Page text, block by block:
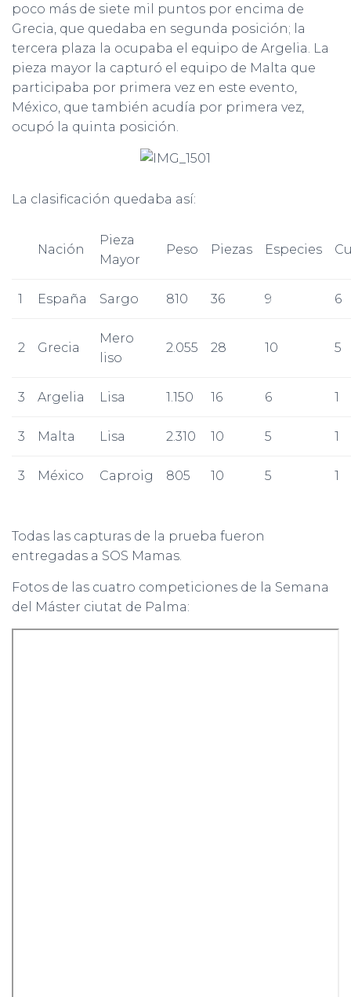
poco más de siete mil puntos por encima de
Grecia, que quedaba en segunda posición; la
tercera plaza la ocupaba el equipo de Argelia. La
pieza mayor la capturó el equipo de Malta que
participaba por primera vez en este evento,
México, que también acudía por primera vez,
ocupó la quinta posición.
La clasificación quedaba así:
Nación
Pieza
Mayor
Peso Piezas Especies
1 España Sargo 810 36 9 6
2 Grecia
Mero
liso
2.055 28 10 5
3 Argelia Lisa 1.150 16 6 1
3 Malta Lisa 2.310 10 5 1
3 México Caproig 805 10 5 1
Todas las capturas de la prueba fueron
entregadas a SOS Mamas.
Fotos de las cuatro competiciones de la Semana
del Máster ciutat de Palma: